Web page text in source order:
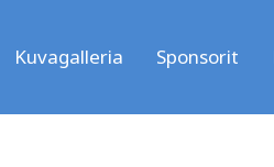
Kuvagalleria Sponsorit